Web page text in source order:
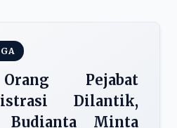
Pejabat
Dilantik,
Budianta Minta